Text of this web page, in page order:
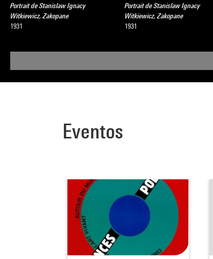
Portrait de Stanislaw Ignacy
Witkiewicz, Zakopane
1931
Portrait de Stanislaw Ignacy
Witkiewicz, Zakopane
1931
Eventos